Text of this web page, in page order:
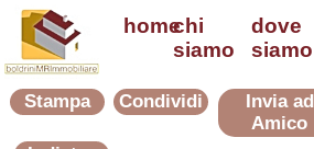
homechi
siamo
dove
siamo
Stampa Condividi
Invia ad
Amico